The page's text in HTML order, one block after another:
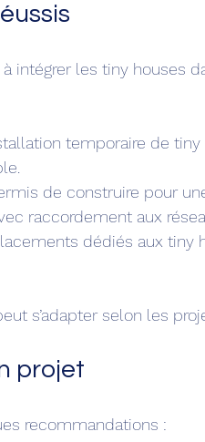
intégrer les tiny houses
temporaire de
de construire pour
raccordement aux
dédiés aux tiny
s’adapter selon les
projet
recommandations :